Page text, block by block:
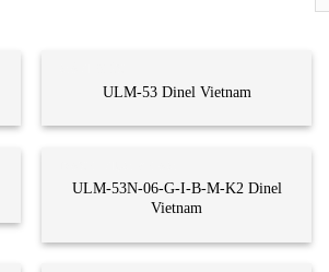
sắp
nhất
ULM-53 Dinel Vietnam
ULM-53N-06-G-I-B-M-K2 Dinel
Vietnam